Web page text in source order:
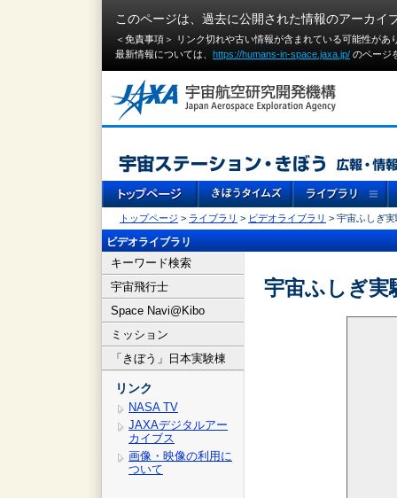
このページは、過去に公開された情報のアーカイ
＜免責事項＞ リンク切れや古い情報が含まれている可能性が
最新情報については、 https://humans-in-space.jaxa.jp/ のページ
トップページ > ライブラリ > ビデオライブラリ > 宇宙ふしぎ
ビデオライブラリ
キーワード検索
宇宙飛行士
Space Navi@Kibo
ミッション
「きぼう」日本実験棟
リンク
NASA TV
JAXAデジタルアー
カイブス
画像・映像の利用に
ついて
宇宙ふしぎ実